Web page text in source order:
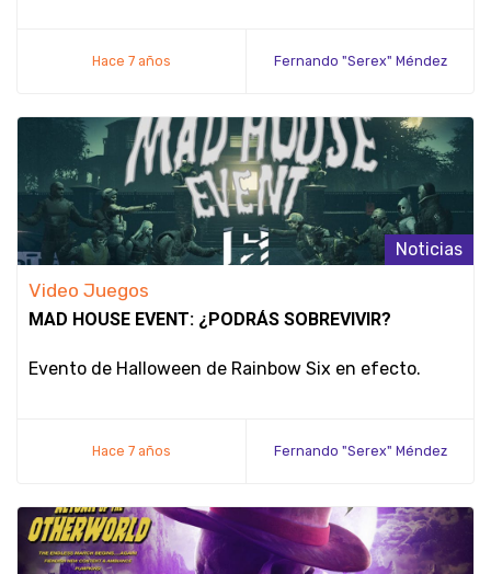
Hace 7 años Fernando "Serex" Méndez
Noticias
Video Juegos
MAD HOUSE EVENT: ¿PODRÁS SOBREVIVIR?
Evento de Halloween de Rainbow Six en efecto.
Hace 7 años Fernando "Serex" Méndez